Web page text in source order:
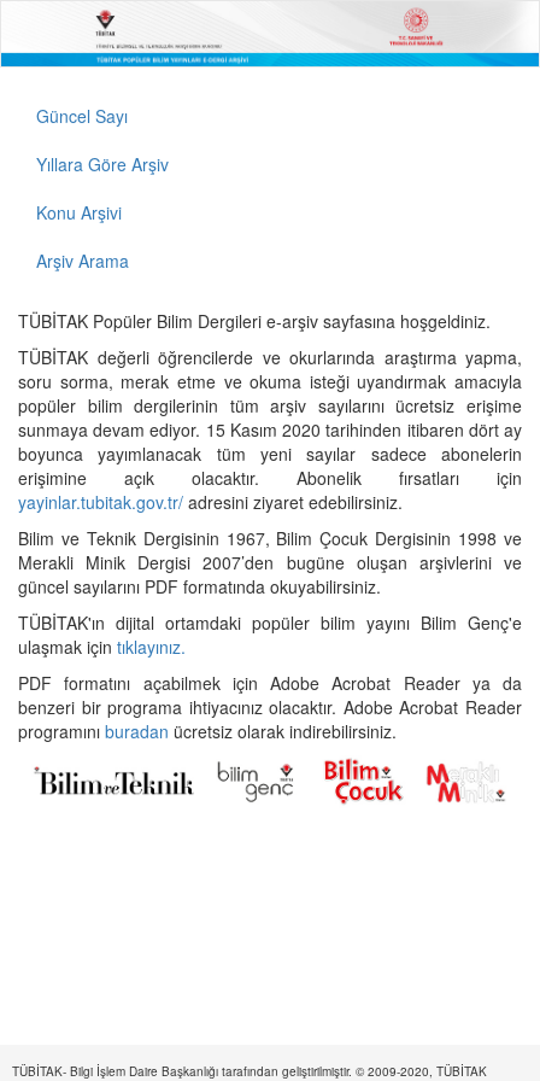
Güncel Sayı
Yıllara Göre Arşiv
Konu Arşivi
Arşiv Arama
TÜBİTAK Popüler Bilim Dergileri e-arşiv sayfasına hoşgeldiniz.
TÜBİTAK değerli öğrencilerde ve okurlarında araştırma yapma,
soru sorma, merak etme ve okuma isteği uyandırmak amacıyla
popüler bilim dergilerinin tüm arşiv sayılarını ücretsiz erişime
sunmaya devam ediyor. 15 Kasım 2020 tarihinden itibaren dört ay
boyunca yayımlanacak tüm yeni sayılar sadece abonelerin
erişimine açık olacaktır. Abonelik fırsatları için
yayinlar.tubitak.gov.tr/ adresini ziyaret edebilirsiniz.
Bilim ve Teknik Dergisinin 1967, Bilim Çocuk Dergisinin 1998 ve
Merakli Minik Dergisi 2007’den bugüne oluşan arşivlerini ve
güncel sayılarını PDF formatında okuyabilirsiniz.
TÜBİTAK'ın dijital ortamdaki popüler bilim yayını Bilim Genç'e
ulaşmak için tıklayınız.
PDF formatını açabilmek için Adobe Acrobat Reader ya da
benzeri bir programa ihtiyacınız olacaktır. Adobe Acrobat Reader
programını buradan ücretsiz olarak indirebilirsiniz.
TÜBİTAK- Bilgi İşlem Daire Başkanlığı tarafından geliştirilmiştir. © 2009-2020, TÜBİTAK